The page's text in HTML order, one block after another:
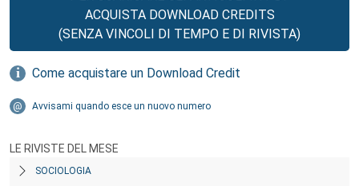
ACQUISTA DOWNLOAD CREDITS
(SENZA VINCOLI DI TEMPO E DI RIVISTA)
Come acquistare un Download Credit
Avvisami quando esce un nuovo numero
LE RIVISTE DEL MESE
SOCIOLOGIA